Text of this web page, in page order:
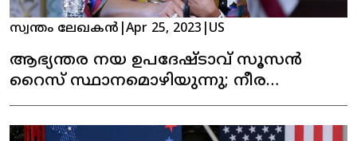
സ്വന്തം ലേഖകൻ Apr 25, 2023 US
ആഭ്യന്തര നയ ഉപദേഷ്ടാവ് സൂസൻ
റൈസ് സ്ഥാനമൊഴിയുന്നു; നീര
ടാൻഡനു സാധ്യത